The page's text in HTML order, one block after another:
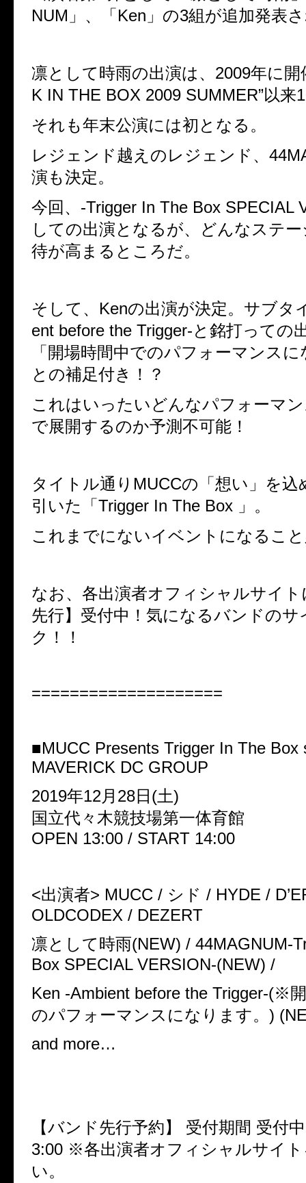
NUM 」、「 Ken 」の3組が追加発表
凛として時雨の出演は、 2009年に開
K IN THE BOX 2009 SUMMER”以来
それも年末公演には初となる。
レジェンド越えのレジェンド、
演も決定。
今回、 -Trigger In The Box SPECIAL
しての出演となるが、どんなステ
待が高まるところだ。
そして、 Kenの出演が決定。サブタ
ent before the Trigger-と銘打っての
「開場時間中でのパフォーマンス
との補足付き！？
これはいったいどんなパフォーマ
で展開するのか予測不可能！
タイトル通り MUCCの「想い」を込
引いた「 Trigger In The Box 」。
これまでにないイベントになるこ
なお、各出演者オフィシャルサイ
先行】受付中！気になるバンドの
ク！！
====================
■MUCC Presents Trigger In The Box
MAVERICK DC GROUP
2019年12月28日(土)
国立代々木競技場第一体育館
OPEN 13:00 / START 14:00
<出演者> MUCC / シド / HYDE /
OLDCODEX / DEZERT
凛として時雨(NEW) / 44MAGNUM-
Box SPECIAL VERSION-(NEW) /
Ken -Ambient before the Trigger-(※
のパフォーマンスになります。 ) (
and more…
【バンド先行予約】 受付期間 受付
3:00 ※各出演者オフィシャルサイ
い。